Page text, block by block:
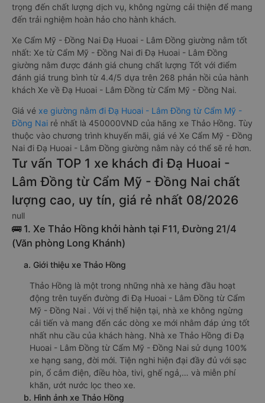
trọng đến chất lượng dịch vụ, không ngừng cải thiện để mang
đến trải nghiệm hoàn hảo cho hành khách.
Xe Cẩm Mỹ - Đồng Nai Đạ Huoai - Lâm Đồng giường nằm tốt
nhất: Xe từ Cẩm Mỹ - Đồng Nai đi Đạ Huoai - Lâm Đồng
giường nằm được đánh giá chung chất lượng Tốt với điểm
đánh giá trung bình từ 4.4/5 dựa trên 268 phản hồi của hành
khách Xe về Đạ Huoai - Lâm Đồng từ Cẩm Mỹ - Đồng Nai.
Giá vé xe giường nằm đi Đạ Huoai - Lâm Đồng từ Cẩm Mỹ -
Đồng Nai rẻ nhất là 450000VND của hãng xe Thảo Hồng. Tùy
thuộc vào chương trình khuyến mãi, giá vé Xe Cẩm Mỹ - Đồng
Nai đi Đạ Huoai - Lâm Đồng giường nằm này có thể sẽ rẻ hơn.
Tư vấn TOP 1 xe khách đi Đạ Huoai -
Lâm Đồng từ Cẩm Mỹ - Đồng Nai chất
lượng cao, uy tín, giá rẻ nhất 08/2026
null
🚌 1. Xe Thảo Hồng khởi hành tại F11, Đường 21/4
(Văn phòng Long Khánh)
a. Giới thiệu xe Thảo Hồng
Thảo Hồng là một trong những nhà xe hàng đầu hoạt
động trên tuyến đường đi Đạ Huoai - Lâm Đồng từ Cẩm
Mỹ - Đồng Nai . Với vị thế hiện tại, nhà xe không ngừng
cải tiến và mang đến các dòng xe mới nhằm đáp ứng tốt
nhất nhu cầu của khách hàng. Nhà xe Thảo Hồng đi Đạ
Huoai - Lâm Đồng từ Cẩm Mỹ - Đồng Nai sử dụng 100%
xe hạng sang, đời mới. Tiện nghi hiện đại đầy đủ với sạc
pin, ổ cắm điện, điều hòa, tivi, ghế ngả,… và miễn phí
khăn, ướt nước lọc theo xe.
b. Hình ảnh xe Thảo Hồng